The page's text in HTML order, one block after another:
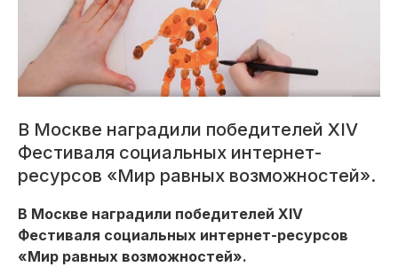
В Москве наградили победителей XIV
Фестиваля социальных интернет-
ресурсов «Мир равных возможностей».
В Москве наградили победителей XIV
Фестиваля социальных интернет-ресурсов
«Мир равных возможностей».